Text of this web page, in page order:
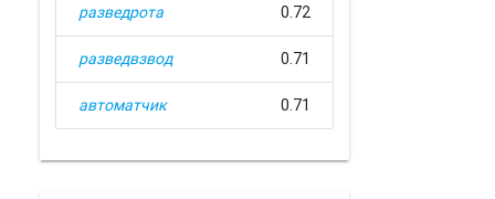
разведрота 0.72
разведвзвод 0.71
автоматчик 0.71